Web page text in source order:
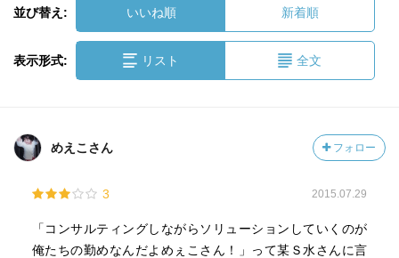
並び替え: いいね順 新着順
表示形式: リスト 全文
めえこさん フォロー
3 2015.07.29
「コンサルティングしながらソリューションしていくのが
俺たちの勤めなんだよめぇこさん！」って某Ｓ水さんに言